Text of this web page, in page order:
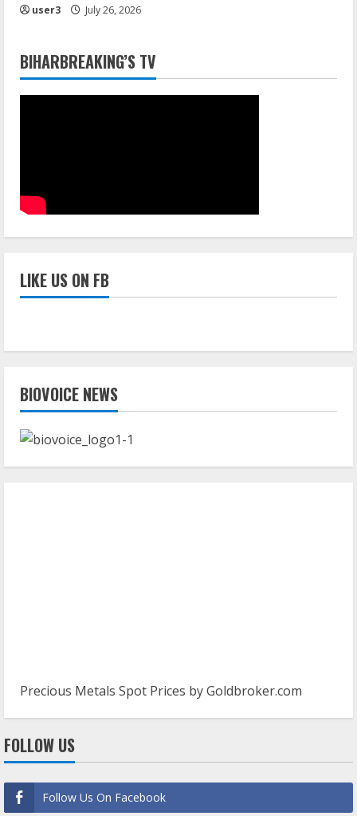
user3 July 26, 2026
BIHARBREAKING’S TV
LIKE US ON FB
BIOVOICE NEWS
Precious Metals Spot Prices byGoldbroker.com
FOLLOW US
Follow Us On Facebook